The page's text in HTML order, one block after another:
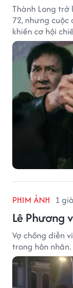
Thành Long trở
72, nhưng
khiến cơ hội
PHIM ẢNH 1
Lê Phương
Vợ chồng diễn
trong hôn nhân.